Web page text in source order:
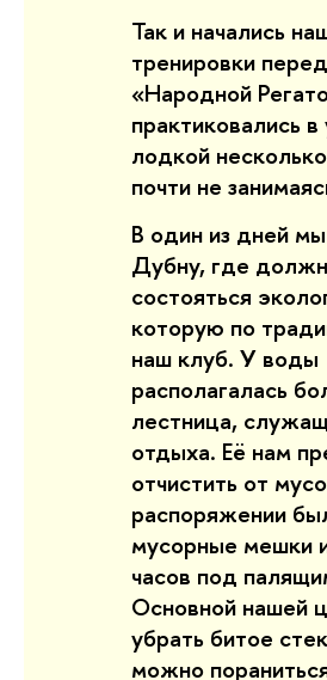
Так и начались
тренировки перед
«Народной
практиковались
лодкой
почти не
В один из дней
Дубну, где
состояться
которую по
наш клуб. У воды
располагалась
лестница,
отдыха. Её нам
отчистить от
распоряжении
мусорные мешки
часов под
Основной нашей
убрать битое
можно